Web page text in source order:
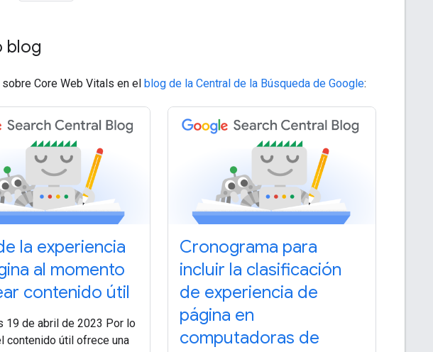
blog
Core Web Vitals en el blog de la Central de la Búsqueda de Google:
la experiencia
al momento
contenido útil
19 de abril de 2023 Por lo
contenido útil ofrece una
Cronograma para
incluir la clasificación
de experiencia de
página en
computadoras de